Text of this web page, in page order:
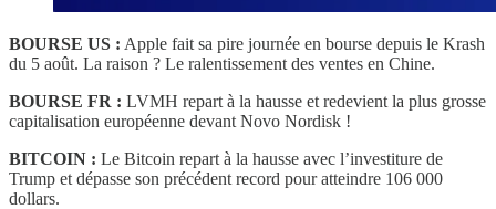
BOURSE US : Apple fait sa pire journée en bourse depuis le Krash
du 5 août. La raison ? Le ralentissement des ventes en Chine.
BOURSE FR : LVMH repart à la hausse et redevient la plus grosse
capitalisation européenne devant Novo Nordisk !
BITCOIN : Le Bitcoin repart à la hausse avec l’investiture de
Trump et dépasse son précédent record pour atteindre 106 000
dollars.